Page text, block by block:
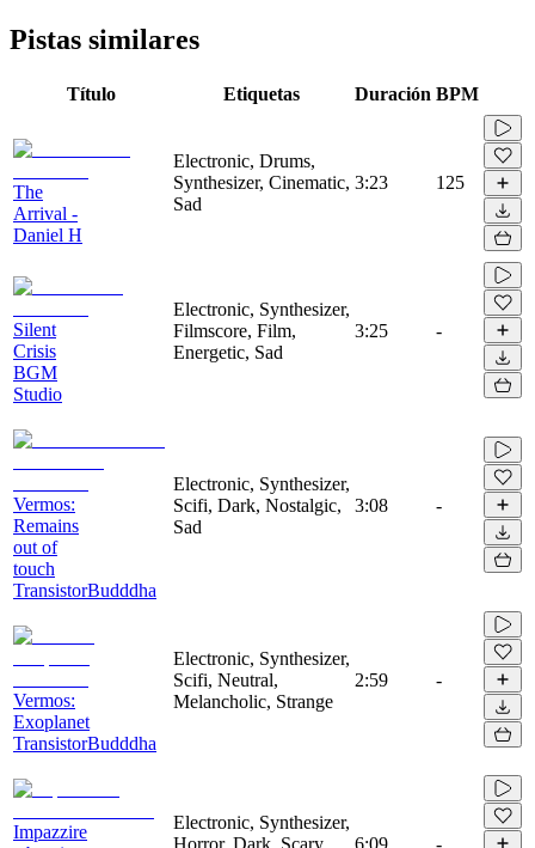
Pistas similares
Título Etiquetas Duración BPM
The
Arrival -
Daniel H
Electronic, Drums,
Synthesizer, Cinematic,
Sad
3:23 125
Silent
Crisis
BGM
Studio
Electronic, Synthesizer,
Filmscore, Film,
Energetic, Sad
3:25 -
Vermos:
Remains
out of
touch
TransistorBudddha
Electronic, Synthesizer,
Scifi, Dark, Nostalgic,
Sad
3:08 -
Vermos:
Exoplanet
TransistorBudddha
Electronic, Synthesizer,
Scifi, Neutral,
Melancholic, Strange
2:59 -
Impazzire
Electronic, Synthesizer,
Horror, Dark, Scary,
6:09 -